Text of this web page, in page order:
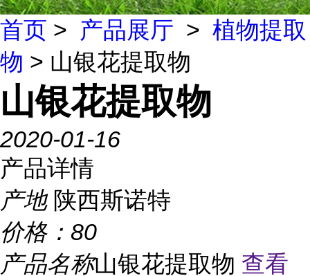
首页 > 产品展厅 > 植物提取
物 > 山银花提取物
山银花提取物
2020-01-16
产品详情
产地 陕西斯诺特
价格： 80
产品名称山银花提取物 查看